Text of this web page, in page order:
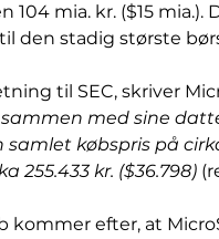
mia. kr. ($15 mia.).
den stadig største
til SEC, skriver
med sine
købspris på
255.433 kr. ($36.798)
kommer efter, at